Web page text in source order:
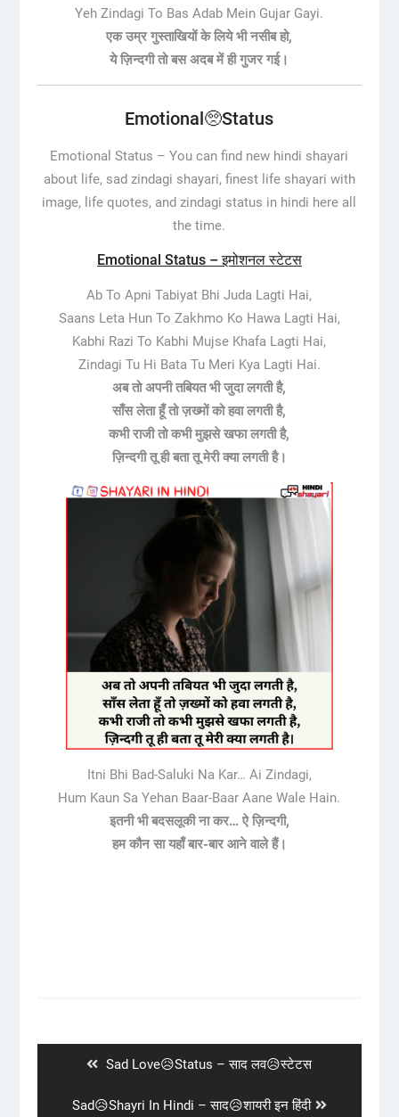
Yeh Zindagi To Bas Adab Mein Gujar Gayi.
एक उम्र गुस्ताखियों के लिये भी नसीब हो,
ये ज़िन्दगी तो बस अदब में ही गुजर गई।
Emotional🥺Status
Emotional Status –You can find new hindi shayari
about life, sad zindagi shayari, finest life shayari with
image, life quotes, and zindagi status in hindi here all
the time.
Emotional Status – इमोशनल स्टेटस
Ab To Apni Tabiyat Bhi Juda Lagti Hai,
Saans Leta Hun To Zakhmo Ko Hawa Lagti Hai,
Kabhi Razi To Kabhi Mujse Khafa Lagti Hai,
Zindagi Tu Hi Bata Tu Meri Kya Lagti Hai.
अब तो अपनी तबियत भी जुदा लगती है,
साँस लेता हूँ तो ज़ख्मों को हवा लगती है,
कभी राजी तो कभी मुझसे खफा लगती है,
ज़िन्दगी तू ही बता तू मेरी क्या लगती है।
Itni Bhi Bad-Saluki Na Kar… Ai Zindagi,
Hum Kaun Sa Yehan Baar-Baar Aane Wale Hain.
इतनी भी बदसलूकी ना कर… ऐ ज़िन्दगी,
हम कौन सा यहाँ बार-बार आने वाले हैं।
Previous
Sad Love😥Status – साद लव😥स्टेटस
Next
Sad😥Shayri In Hindi – साद😥शायरी इन हिंदी